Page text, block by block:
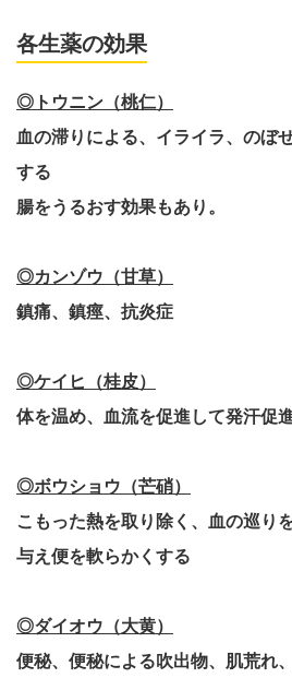
各生薬の効果
◎トウニン（桃仁）
血の滞りによる、イライラ、のぼ
する
腸をうるおす効果もあり。
◎カンゾウ（甘草）
鎮痛、鎮痙、抗炎症
◎ケイヒ（桂皮）
体を温め、血流を促進して発汗促
◎ボウショウ（芒硝）
こもった熱を取り除く、血の巡り
与え便を軟らかくする
◎ダイオウ（大黄）
便秘、便秘による吹出物、肌荒れ